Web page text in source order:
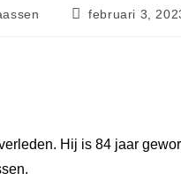
februari 3,
Hij is 84 jaar